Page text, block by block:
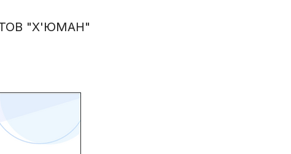
ТОВ "Х'ЮМАН"